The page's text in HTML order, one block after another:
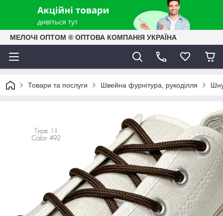
МЕЛОЧІ ОПТОМ ® ОПТОВА КОМПАНІЯ УКРАЇНА
Товари та послуги Швейна фурнітура, рукоділля